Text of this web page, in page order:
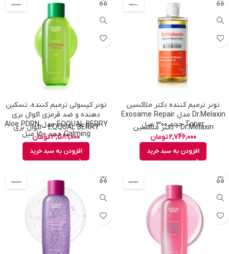
تونر ترمیم کننده دکتر ملاکسین
Dr.Melaxin مدل Exosame Repair
Toner حجم 300 میل
Dr.Melaxin - دکتر ملاکسین
2,746,000تومان
افزودن به سبد خرید
تونر کپسولی ترمیم کننده، تسکین
دهنده و ضد قرمزی اکوال بری
EQQUAL BERRY مدل Aloe PDRN
Calming حجم 150 میل
EQQUAL BERRY - اکوال بری
3,589,000تومان
افزودن به سبد خرید